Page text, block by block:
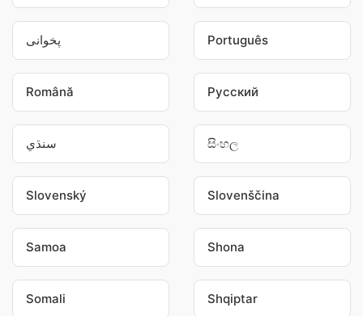
پخوانی Português
Română Pусский
سنڌي සිංහල
Slovenský Slovenščina
Samoa Shona
Somali Shqiptar